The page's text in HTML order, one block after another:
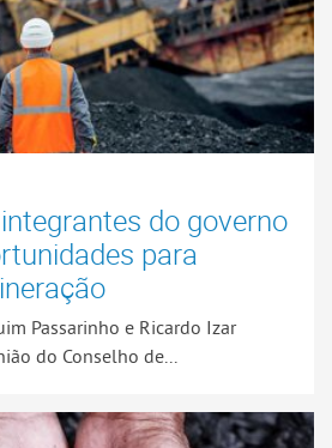
do governo
para
Passarinho e Ricardo Izar
do Conselho de...